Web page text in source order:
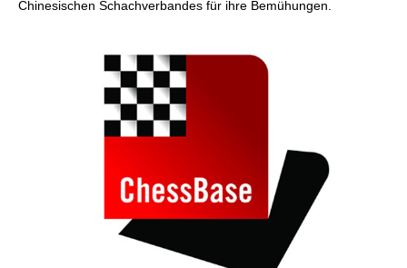
Chinesischen Schachverbandes für ihre Bemühungen.